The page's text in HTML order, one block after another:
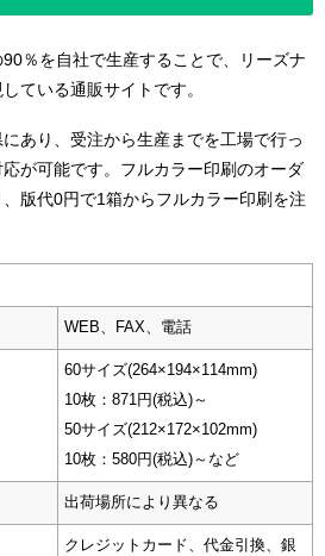
％を自社で生産することで、リーズナ
ている通販サイトです。
あり、受注から生産までを工場で行っ
が可能です。フルカラー印刷のオーダ
版代0円で1箱からフルカラー印刷を注
WEB、FAX、電話
60サイズ(264×194×114mm)
10枚：871円(税込)～
50サイズ(212×172×102mm)
10枚：580円(税込)～など
出荷場所により異なる
クレジットカード、代金引換、銀